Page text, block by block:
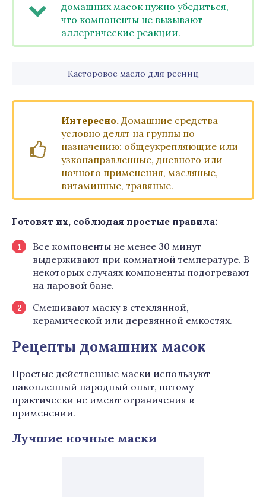
домашних масок нужно убедиться,
что компоненты не вызывают
аллергические реакции.
Касторовое масло для ресниц
Интересно. Домашние средства
условно делят на группы по
назначению: общеукрепляющие или
узконаправленные, дневного или
ночного применения, масляные,
витаминные, травяные.
Готовят их, соблюдая простые правила:
Все компоненты не менее 30 минут
выдерживают при комнатной температуре. В
некоторых случаях компоненты подогревают
на паровой бане.
Смешивают маску в стеклянной,
керамической или деревянной емкостях.
Рецепты домашних масок
Простые действенные маски используют
накопленный народный опыт, потому
практически не имеют ограничения в
применении.
Лучшие ночные маски